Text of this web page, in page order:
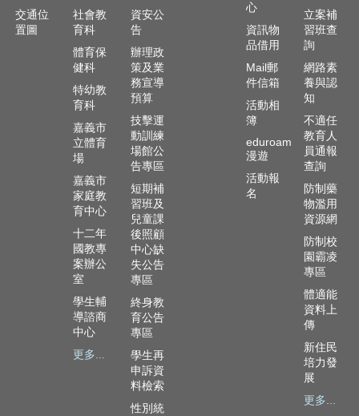
網
中
交通位
置圖
社會教
育科
體育保
健科
特幼教
育科
嘉義市
立體育
場
嘉義市
家庭教
育中心
十二年
國教專
案辦公
室
學生輔
導諮商
中心
更多...
資安公
告
辦理政
策及業
務宣導
預算
技擊運
動訓練
場館公
告專區
短期補
習班及
兒童課
後照顧
中心缺
失公告
專區
終身教
育公告
專區
學生再
申訴資
料檢索
性別統
心
資訊物
品借用
Mail郵
件信箱
活動相
簿
eduroam
漫遊
活動報
名
立案補
習班查
詢
網路素
養與認
知
不適任
教育人
員通報
查詢
防制藥
物濫用
資源網
防制校
園霸凌
專區
體適能
資料上
傳
新住民
培力發
展
更多...